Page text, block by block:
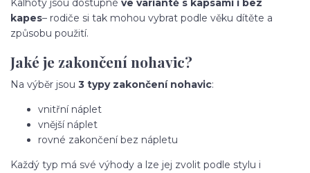
Kalhoty jsou dostupné ve variantě s kapsami i bez
kapes– rodiče si tak mohou vybrat podle věku dítěte a
způsobu použití.
Jaké je zakončení nohavic?
Na výběr jsou 3 typy zakončení nohavic:
vnitřní náplet
vnější náplet
rovné zakončení bez nápletu
Každý typ má své výhody a lze jej zvolit podle stylu i